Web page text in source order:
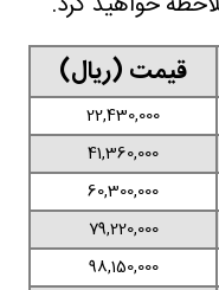
قیمت (ریال)
22,430,000
41,360,000
60,300,000
79,220,000
98,150,000